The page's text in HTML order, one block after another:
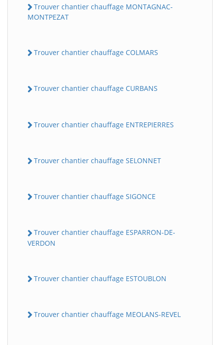
Trouver chantier chauffage MONTAGNAC-
MONTPEZAT
Trouver chantier chauffage COLMARS
Trouver chantier chauffage CURBANS
Trouver chantier chauffage ENTREPIERRES
Trouver chantier chauffage SELONNET
Trouver chantier chauffage SIGONCE
Trouver chantier chauffage ESPARRON-DE-
VERDON
Trouver chantier chauffage ESTOUBLON
Trouver chantier chauffage MEOLANS-REVEL